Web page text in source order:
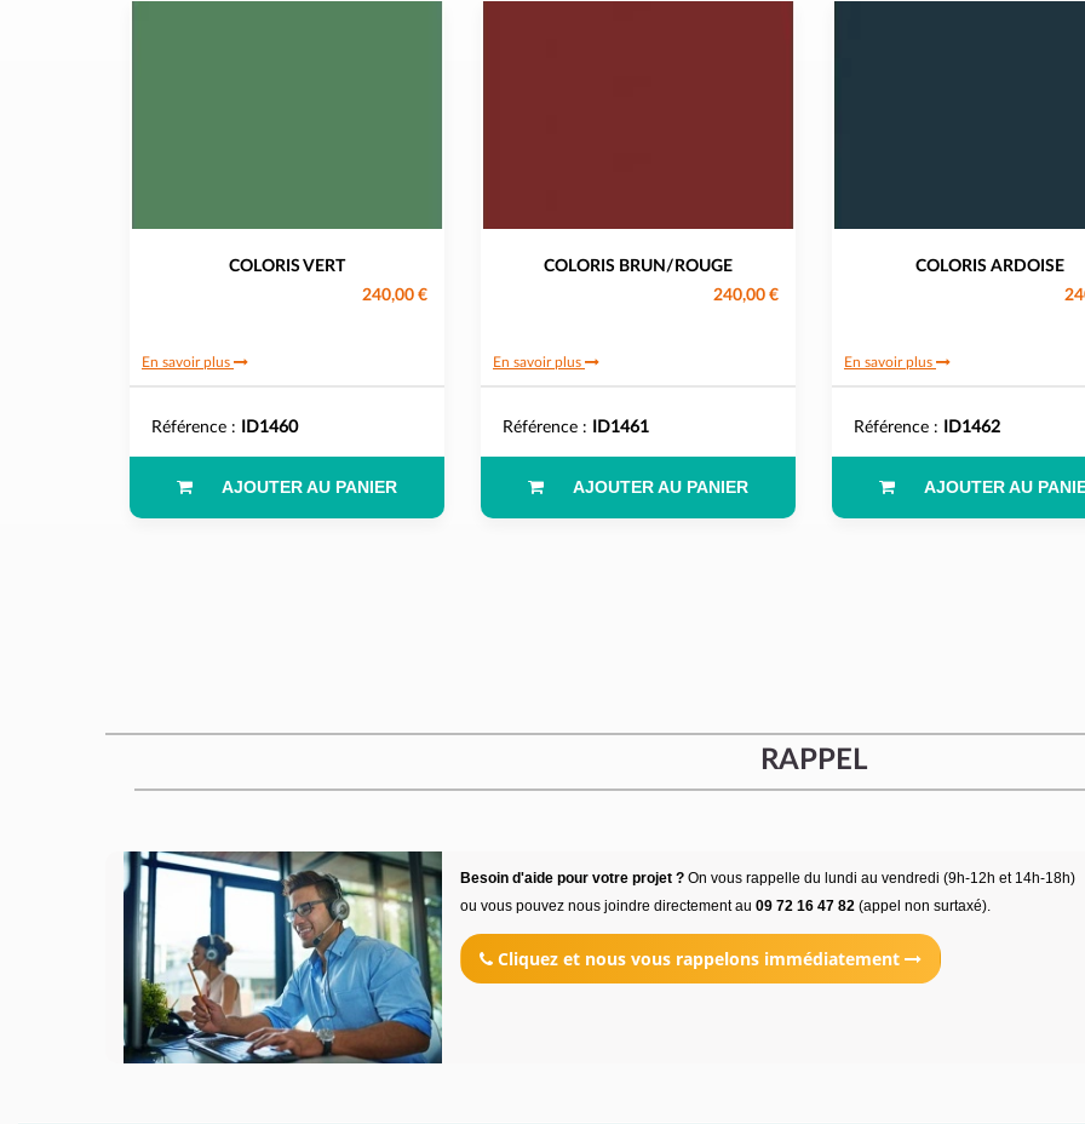
COLORIS VERT
240,00 €
En savoir plus
Référence : ID1460
AJOUTER AU PANIER
COLORIS BRUN/ROUGE
240,00 €
En savoir plus
Référence : ID1461
AJOUTER AU PANIER
COLORIS ARDOISE
En savoir plus
Référence : ID1462
AJOUTER AU
RAPPEL
Besoin d'aide pour votre projet ?On vous rappelle du lundi au vendredi (9h-12h et 14h-18h)
ou vous pouvez nous joindre directement au 09 72 16 47 82(appel non surtaxé).
Cliquez et nous vous rappelons immédiatement